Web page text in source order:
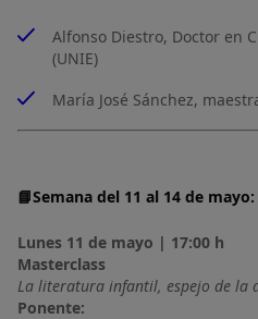
Alfonso Diestro, Doctor en
(UNIE)
María José Sánchez,
📘Semana del 11 al 14 de mayo:
Lunes 11 de mayo | 17:00 h
Masterclass
La literatura infantil, espejo de la
Ponente: